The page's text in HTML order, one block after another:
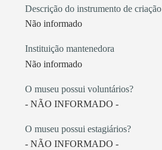
Descrição do instrumento de criação
Não informado
Instituição mantenedora
Não informado
O museu possui voluntários?
- NÃO INFORMADO -
O museu possui estagiários?
- NÃO INFORMADO -